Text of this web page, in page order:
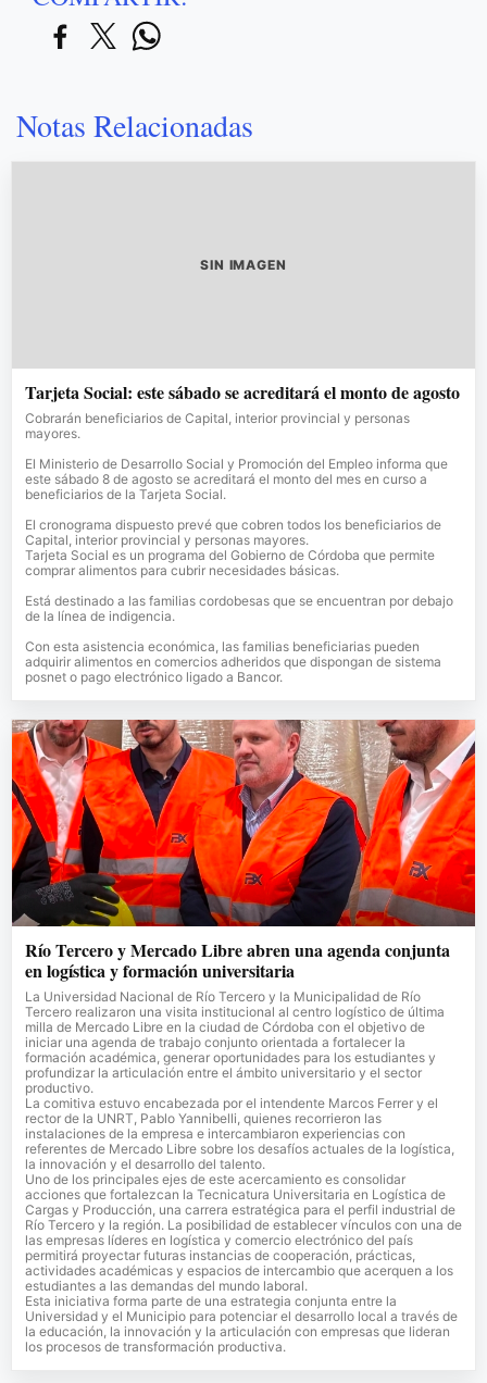
Notas Relacionadas
SIN IMAGEN
Tarjeta Social: este sábado se acreditará el monto de agosto
Cobrarán beneficiarios de Capital, interior provincial y personas
mayores.
El Ministerio de Desarrollo Social y Promoción del Empleo informa que
este sábado 8 de agosto se acreditará el monto del mes en curso a
beneficiarios de la Tarjeta Social.
El cronograma dispuesto prevé que cobren todos los beneficiarios de
Capital, interior provincial y personas mayores.
Tarjeta Social es un programa del Gobierno de Córdoba que permite
comprar alimentos para cubrir necesidades básicas.
Está destinado a las familias cordobesas que se encuentran por debajo
de la línea de indigencia.
Con esta asistencia económica, las familias beneficiarias pueden
adquirir alimentos en comercios adheridos que dispongan de sistema
posnet o pago electrónico ligado a Bancor.
Río Tercero y Mercado Libre abren una agenda conjunta
en logística y formación universitaria
La Universidad Nacional de Río Tercero y la Municipalidad de Río
Tercero realizaron una visita institucional al centro logístico de última
milla de Mercado Libre en la ciudad de Córdoba con el objetivo de
iniciar una agenda de trabajo conjunto orientada a fortalecer la
formación académica, generar oportunidades para los estudiantes y
profundizar la articulación entre el ámbito universitario y el sector
productivo.
La comitiva estuvo encabezada por el intendente Marcos Ferrer y el
rector de la UNRT, Pablo Yannibelli, quienes recorrieron las
instalaciones de la empresa e intercambiaron experiencias con
referentes de Mercado Libre sobre los desafíos actuales de la logística,
la innovación y el desarrollo del talento.
Uno de los principales ejes de este acercamiento es consolidar
acciones que fortalezcan la Tecnicatura Universitaria en Logística de
Cargas y Producción, una carrera estratégica para el perfil industrial de
Río Tercero y la región. La posibilidad de establecer vínculos con una de
las empresas líderes en logística y comercio electrónico del país
permitirá proyectar futuras instancias de cooperación, prácticas,
actividades académicas y espacios de intercambio que acerquen a los
estudiantes a las demandas del mundo laboral.
Esta iniciativa forma parte de una estrategia conjunta entre la
Universidad y el Municipio para potenciar el desarrollo local a través de
la educación, la innovación y la articulación con empresas que lideran
los procesos de transformación productiva.